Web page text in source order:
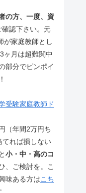
の方、一度、資
確認下さい。元
が家庭教師とし
ヶ月は超難関中
部分でピンポイ
受験家庭教師ド
（年間2万円ち
てれば損しない
小・中・高のコ
、ご検討を。こ
味ある方はこち